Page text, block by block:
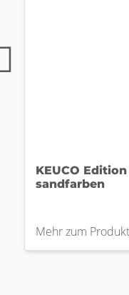
KEUCO
sandfarben
Mehr zum Produkt